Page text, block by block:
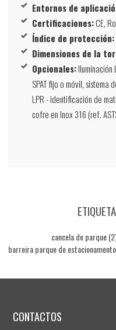
Entornos de
Certificaciones:CE,
Índice de protección:
Dimensiones de la
Opcionales:
SPAT fijo o móvil, sistema
LPR - identificación de
cofre en Inox 316 (ref.
cancela de parque
barreira parque de estacionamento
CONTACTOS